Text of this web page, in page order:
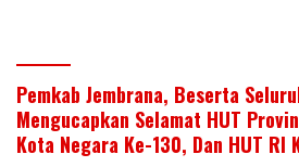
Pemkab Jembrana, Beserta
Mengucapkan Selamat HUT
Kota Negara Ke-130, Dan HUT RI